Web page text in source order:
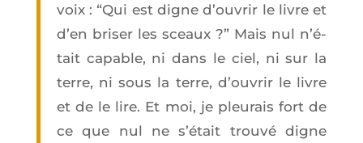
voix : “Qui est digne d’ou­vrir le livre et
d’en bri­ser les sceaux ?” Mais nul n’é­
tait capable, ni dans le ciel, ni sur la
terre, ni sous la terre, d’ou­vrir le livre
et de le lire. Et moi, je pleu­rais fort de
ce que nul ne s’é­tait trou­vé digne